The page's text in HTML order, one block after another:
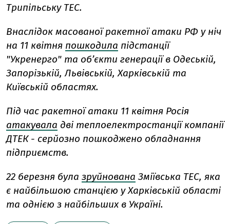
Трипільську ТЕС.
Внаслідок масованої ракетної атаки РФ у ніч
на 11 квітня пошкодила підстанції
"Укренерго" та обʼєкти генерації в Одеській,
Запорізькій, Львівській, Харківській та
Київській областях.
Під час ракетної атаки 11 квітня Росія
атакувала дві теплоелектростанції компанії
ДТЕК - серйозно пошкоджено обладнання
підприємств.
22 березня була зруйнована Зміївська ТЕС, яка
є найбільшою станцією у Харківській області
та однією з найбільших в Україні.